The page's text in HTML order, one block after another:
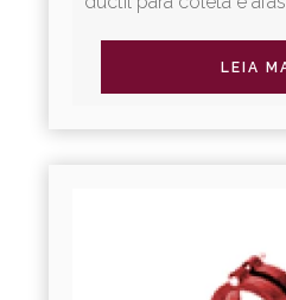
oferece revestimentos
LEIA